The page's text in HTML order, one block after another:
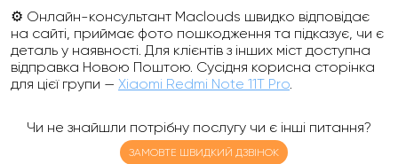
⚙️ Онлайн-консультант Maclouds швидко відповідає
на сайті, приймає фото пошкодження та підказує, чи є
деталь у наявності. Для клієнтів з інших міст доступна
відправка Новою Поштою. Сусідня корисна сторінка
для цієї групи — Xiaomi Redmi Note 11T Pro.
Чи не знайшли потрібну послугу чи є інші питання?
ЗАМОВТЕ ШВИДКИЙ ДЗВІНОК